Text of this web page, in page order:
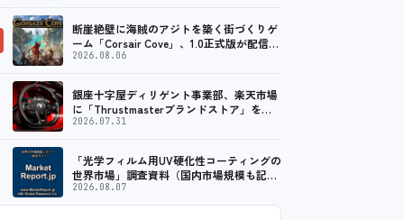
断崖絶壁に海賊のアジトを築く街づくりゲ
ーム「Corsair Cove」、1.0正式版が配信開
始！
2026.08.06
銀座十字屋ディリゲント事業部、楽天市場
に「Thrustmasterブランドストア」をオ
ープン。記念キャンペーンでポイントアッ
2026.07.31
「光学フィルム用UV硬化性コーティングの
世界市場」調査資料（国内市場規模も記
載）を発行、年平均3.7%で成長する見込み
2026.08.07